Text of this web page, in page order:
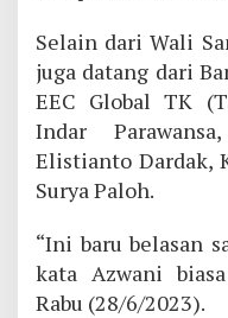
Selain dari Wali
juga datang dari
EEC Global TK
Indar
Elistianto Dardak,
Surya Paloh.
“Ini baru belasan
kata Azwani
Rabu (28/6/2023).